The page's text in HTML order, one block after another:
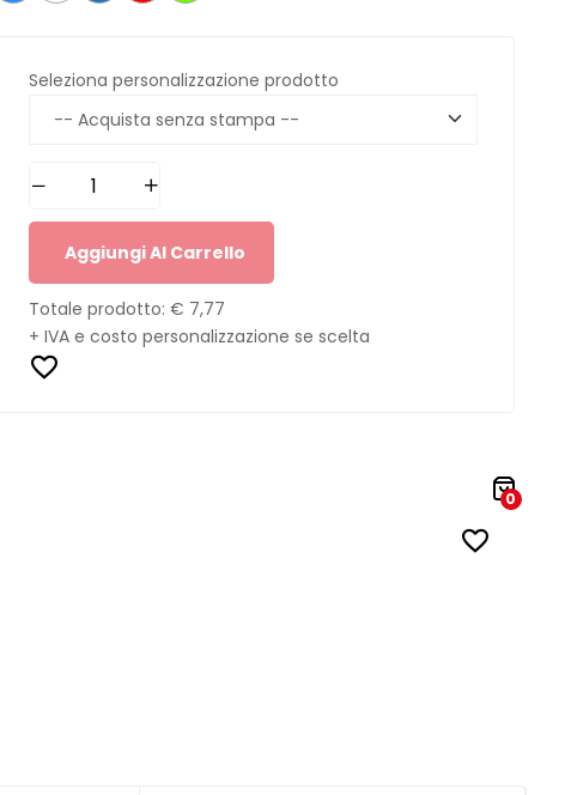
Seleziona personalizzazione prodotto
Aggiungi Al Carrello
Totale prodotto: € 7,77
+ IVA e costo personalizzazione se scelta
0